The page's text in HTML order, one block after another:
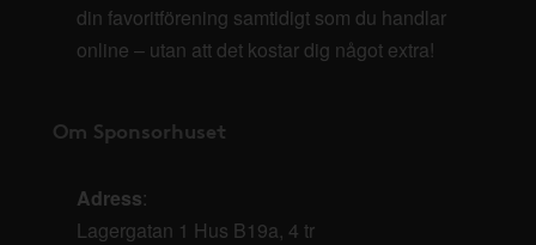
din favoritförening samtidigt som du handlar
online – utan att det kostar dig något extra!
Om Sponsorhuset
Adress:
Lagergatan 1 Hus B19a, 4 tr